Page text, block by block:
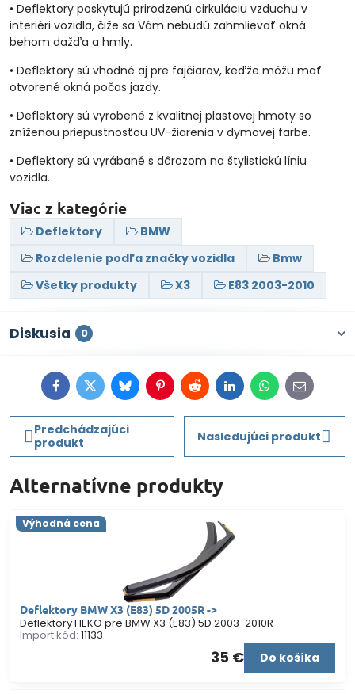
• Deflektory poskytujú prirodzenú cirkuláciu vzduchu v
interiéri vozidla, čiže sa Vám nebudú zahmlievať okná
behom dažďa a hmly.
• Deflektory sú vhodné aj pre fajčiarov, keďže môžu mať
otvorené okná počas jazdy.
• Deflektory sú vyrobené z kvalitnej plastovej hmoty so
zníženou priepustnosťou UV-žiarenia v dymovej farbe.
• Deflektory sú vyrábané s dôrazom na štylistickú líniu
vozidla.
Viac z kategórie
Deflektory
BMW
Rozdelenie podľa značky vozidla
Bmw
Všetky produkty
X3 E83 2003-2010
Diskusia 0
FacebookTwitterBlueskyPinterestRedditLinkedInWhatsApp
E-
mail
Predchádzajúci
produkt
Nasledujúci produkt
Alternatívne produkty
Deflektory BMW X3 (E83) 5D 2005R ->
Výhodná cena
Deflektory HEKO pre BMW X3 (E83) 5D 2003-2010R
Import kód: 11133
35 € Do košíka